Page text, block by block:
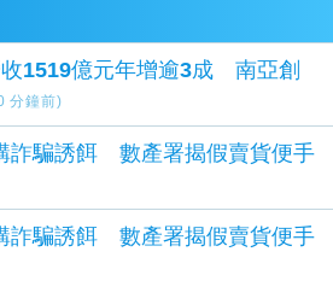
1519億元年增逾3成 南亞創
分鐘前)
詐騙誘餌 數產署揭假賣貨便手
詐騙誘餌 數產署揭假賣貨便手